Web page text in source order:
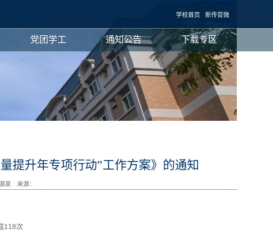
学校首页 新传官微
党团学工 通知公告 下载专区
提升年专项行动”工作方案》的通知
张源泉 来源：
118次